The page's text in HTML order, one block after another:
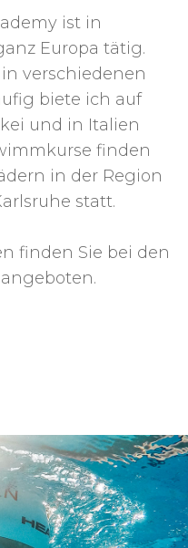
ist in
Europa tätig.
verschiedenen
biete ich auf
und in Italien
finden
in der Region
statt.
finden Sie bei den